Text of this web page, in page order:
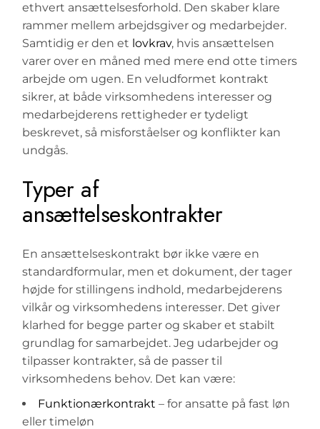
ethvert ansættelsesforhold. Den skaber klare
rammer mellem arbejdsgiver og medarbejder.
Samtidig er den et lovkrav, hvis ansættelsen
varer over en måned med mere end otte timers
arbejde om ugen. En veludformet kontrakt
sikrer, at både virksomhedens interesser og
medarbejderens rettigheder er tydeligt
beskrevet, så misforståelser og konflikter kan
undgås.
Typer af
ansættelseskontrakter
En ansættelseskontrakt bør ikke være en
standardformular, men et dokument, der tager
højde for stillingens indhold, medarbejderens
vilkår og virksomhedens interesser. Det giver
klarhed for begge parter og skaber et stabilt
grundlag for samarbejdet. Jeg udarbejder og
tilpasser kontrakter, så de passer til
virksomhedens behov. Det kan være:
Funktionærkontrakt– for ansatte på fast løn
eller timeløn